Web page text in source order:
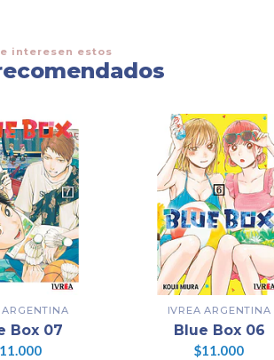
interesen estos
ARGENTINA
Box 07
IVREA ARGENTINA
Blue Box 06
$11.000